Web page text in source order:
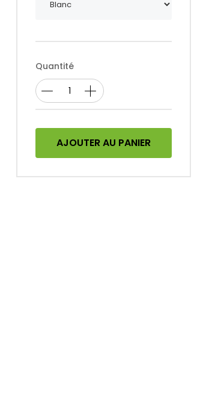
Quantité
AJOUTER AU PANIER